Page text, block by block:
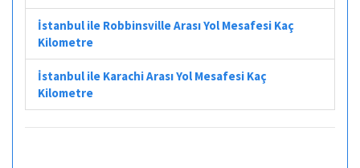
İstanbul ile Robbinsville Arası Yol Mesafesi Kaç
Kilometre
İstanbul ile Karachi Arası Yol Mesafesi Kaç
Kilometre